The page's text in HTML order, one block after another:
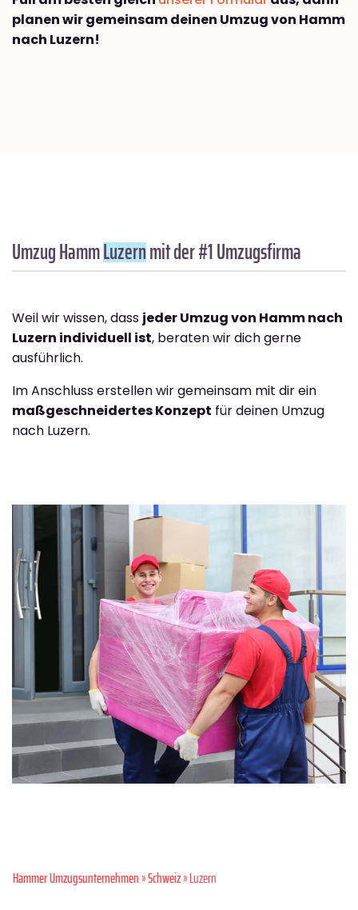
planen wir gemeinsam deinen Umzug von Hamm
nach Luzern!
Umzug HammLuzernmit der #1 Umzugsfirma
Weil wir wissen, dass jeder Umzug von Hamm nach
Luzern individuell ist, beraten wir dich gerne
ausführlich.
Im Anschluss erstellen wir gemeinsam mit dir ein
maßgeschneidertes Konzept für deinen Umzug
nach Luzern.
Hammer Umzugsunternehmen»Schweiz» Luzern